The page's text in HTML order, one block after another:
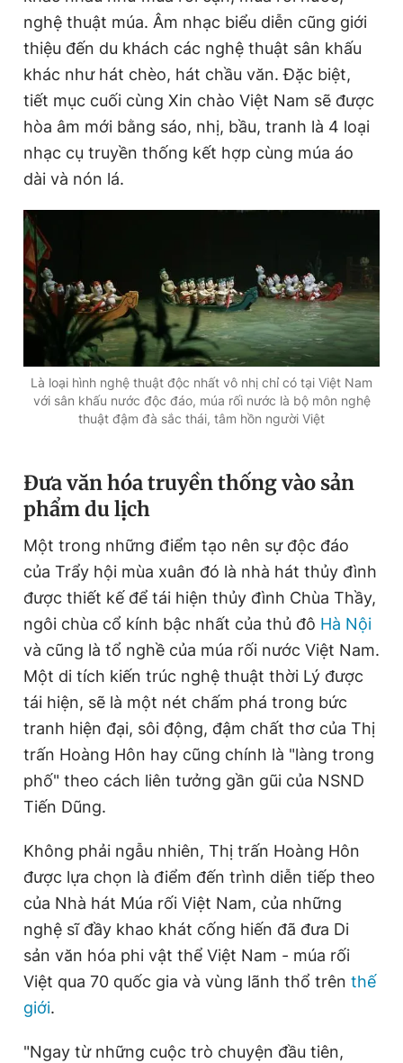
nghệ thuật múa. Âm nhạc biểu diễn cũng giới
thiệu đến du khách các nghệ thuật sân khấu
khác như hát chèo, hát chầu văn. Đặc biệt,
tiết mục cuối cùng Xin chào Việt Nam sẽ được
hòa âm mới bằng sáo, nhị, bầu, tranh là 4 loại
nhạc cụ truyền thống kết hợp cùng múa áo
dài và nón lá.
Là loại hình nghệ thuật độc nhất vô nhị chỉ có tại Việt Nam
với sân khấu nước độc đáo, múa rối nước là bộ môn nghệ
thuật đậm đà sắc thái, tâm hồn người Việt
Đưa văn hóa truyền thống vào sản
phẩm du lịch
Một trong những điểm tạo nên sự độc đáo
của Trẩy hội mùa xuân đó là nhà hát thủy đình
được thiết kế để tái hiện thủy đình Chùa Thầy,
ngôi chùa cổ kính bậc nhất của thủ đô Hà Nội
và cũng là tổ nghề của múa rối nước Việt Nam.
Một di tích kiến trúc nghệ thuật thời Lý được
tái hiện, sẽ là một nét chấm phá trong bức
tranh hiện đại, sôi động, đậm chất thơ của Thị
trấn Hoàng Hôn hay cũng chính là "làng trong
phố" theo cách liên tưởng gần gũi của NSND
Tiến Dũng.
Không phải ngẫu nhiên, Thị trấn Hoàng Hôn
được lựa chọn là điểm đến trình diễn tiếp theo
của Nhà hát Múa rối Việt Nam, của những
nghệ sĩ đầy khao khát cống hiến đã đưa Di
sản văn hóa phi vật thể Việt Nam - múa rối
Việt qua 70 quốc gia và vùng lãnh thổ trên thế
giới.
"Ngay từ những cuộc trò chuyện đầu tiên,